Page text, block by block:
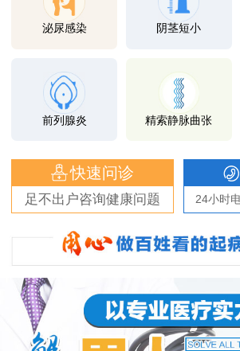
泌尿感染 阴茎短小
前列腺炎 精索静脉曲张
快速问诊
足不出户咨询健康问题 24小时